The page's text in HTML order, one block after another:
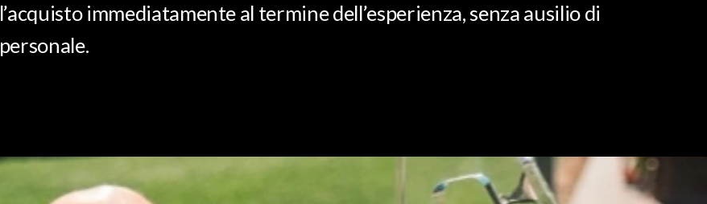
l’acquisto immediatamente al termine dell’esperienza, senza ausilio di
personale.